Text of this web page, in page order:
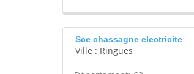
Sce chassagne electricite
Ville : Ringues